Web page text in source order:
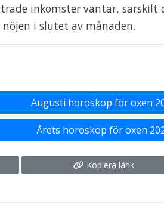
inkomster väntar, särskilt
i slutet av månaden.
Augusti horoskop för oxen
Årets horoskop för oxen
Kopiera länk